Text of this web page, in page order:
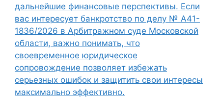
дальнейшие финансовые перспективы. Если
вас интересует банкротство по делу № А41-
1836/2026 в Арбитражном суде Московской
области, важно понимать, что
своевременное юридическое
сопровождение позволяет избежать
серьезных ошибок и защитить свои интересы
максимально эффективно.